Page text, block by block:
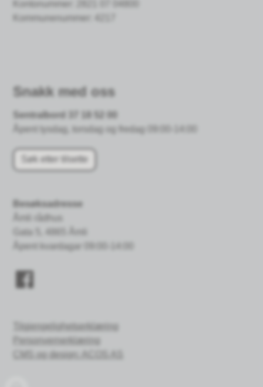
Kontonummer:
Kommunenummer: 4217
Snakk med oss
Sentralbord 37 18 52 00
Åpent tysdag, torsdag og fredag 09:00-14:00
Søk etter tilsette
Besøksadresse
Åmli rådhus
Gata 5, 4865 Åmli
Åpent kvardagar 09:00-14:00
Tilgjengelighetserklæring
Personvernerklæring
CMS og design: ACOS AS